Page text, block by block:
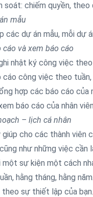
soát: chiếm quyền,
mẫu
các dự án mẫu, mỗi dự
cáo và xem báo cáo
nhật ký công việc
cáo công việc theo
hợp các báo cáo của
báo cáo của nhân viên
– lịch cá nhân
giúp cho các thành viên
như những việc cần
sự kiện một cách
hằng tháng, hằng
sự thiết lập của bạn.